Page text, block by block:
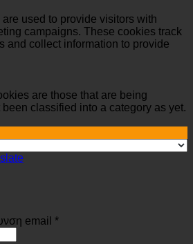
used to provide visitors with
campaigns. These cookies track
and collect information to provide
are those that are being
classified into a category as yet.
email *Απαιτείται